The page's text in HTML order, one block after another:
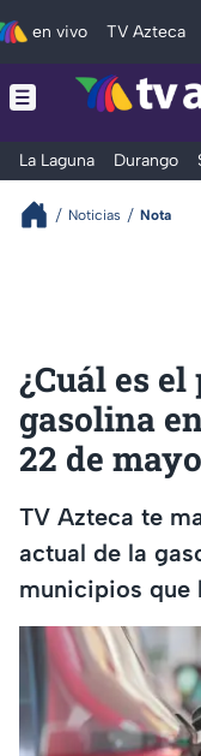
en vivo TV Azteca
La Laguna Durango
Noticias Nota
¿Cuál es
gasolina
22 de
TV Azteca te
actual de la
municipios que